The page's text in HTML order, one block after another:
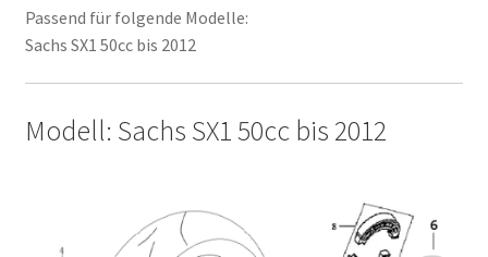
Passend für folgende Modelle:
Sachs SX1 50cc bis 2012
Modell: Sachs SX1 50cc bis 2012